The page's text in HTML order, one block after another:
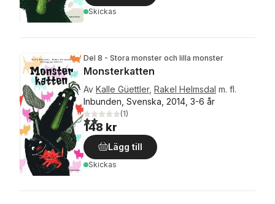
Skickas
Del 8 - Stora monster och lilla monster
Monsterkatten
Av Kalle Güettler, Rakel Helmsdal m. fl.
Inbunden, Svenska, 2014, 3-6 år
2,0utav 5 stjärnor. Totalt antal röster:
(1)
148 kr
Lägg till
Skickas